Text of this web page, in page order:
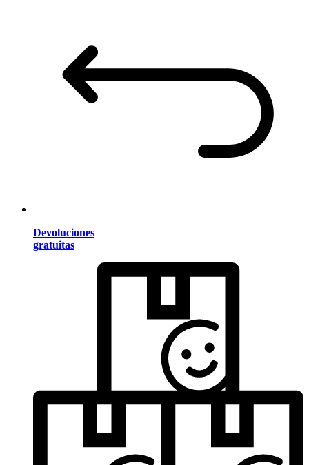
Devoluciones
gratuitas